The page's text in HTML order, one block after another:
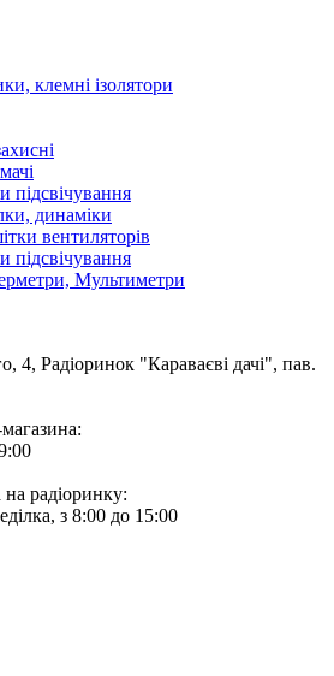
клемні ізолятори
підсвічування
динаміки
вентиляторів
підсвічування
Мультиметри
4, Радіоринок "Караваєві дачі", пав.
радіоринку:
з 8:00 до 15:00